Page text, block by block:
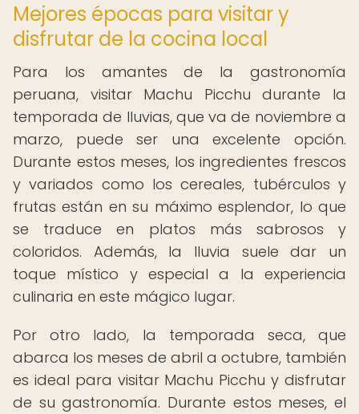
Mejores épocas para visitar y
disfrutar de la cocina local
Para los amantes de la gastronomía
peruana, visitar Machu Picchu durante la
temporada de lluvias, que va de noviembre a
marzo, puede ser una excelente opción.
Durante estos meses, los ingredientes frescos
y variados como los cereales, tubérculos y
frutas están en su máximo esplendor, lo que
se traduce en platos más sabrosos y
coloridos. Además, la lluvia suele dar un
toque místico y especial a la experiencia
culinaria en este mágico lugar.
Por otro lado, la temporada seca, que
abarca los meses de abril a octubre, también
es ideal para visitar Machu Picchu y disfrutar
de su gastronomía. Durante estos meses, el